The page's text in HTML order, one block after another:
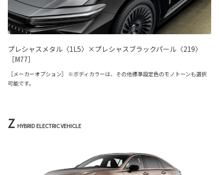
プレシャスメタル〈1L5〉×プレシャスブラックパール〈219〉
［M77］
［メーカーオプション］ ※ボディカラーは、その他標準設定色のモノトーンも選択
可能です。
Z HYBRID ELECTRIC VEHICLE